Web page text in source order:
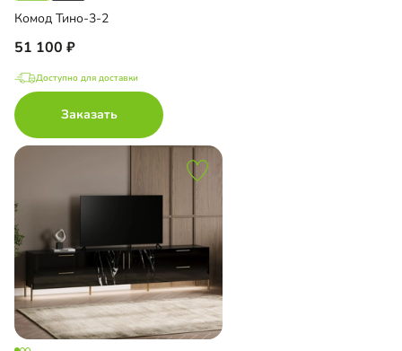
Комод Тино-3-2
51 100
Доступно для доставки
Заказать